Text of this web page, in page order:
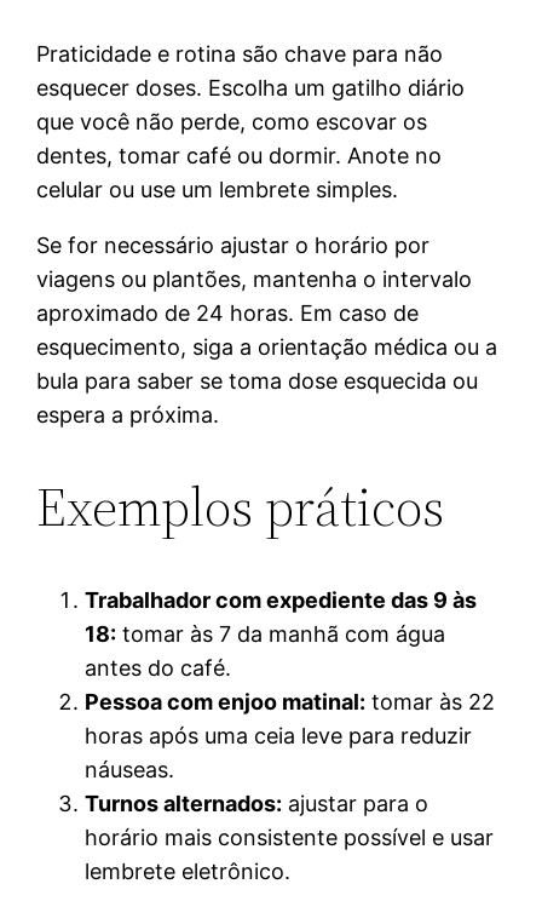
Praticidade e rotina são chave para não
esquecer doses. Escolha um gatilho diário
que você não perde, como escovar os
dentes, tomar café ou dormir. Anote no
celular ou use um lembrete simples.
Se for necessário ajustar o horário por
viagens ou plantões, mantenha o intervalo
aproximado de 24 horas. Em caso de
esquecimento, siga a orientação médica ou a
bula para saber se toma dose esquecida ou
espera a próxima.
Exemplos práticos
Trabalhador com expediente das 9 às
18: tomar às 7 da manhã com água
antes do café.
Pessoa com enjoo matinal: tomar às 22
horas após uma ceia leve para reduzir
náuseas.
Turnos alternados: ajustar para o
horário mais consistente possível e usar
lembrete eletrônico.